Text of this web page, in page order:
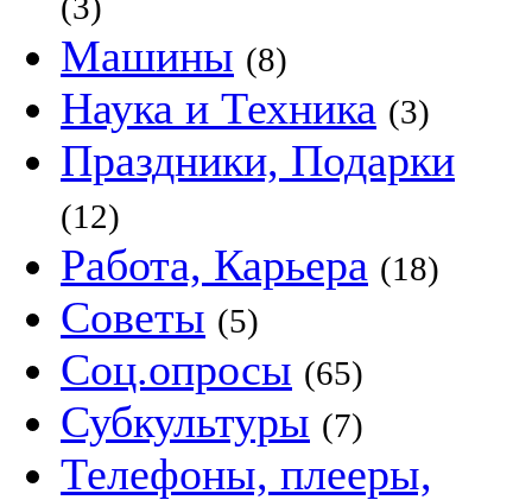
Машины (8)
Наука и Техника (3)
Праздники, Подарки
(12)
Работа, Карьера (18)
Советы (5)
Соц.опросы (65)
Субкультуры (7)
Телефоны, плееры,